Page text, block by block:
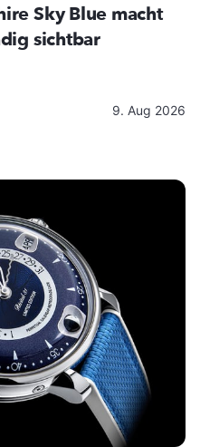
Sky Blue macht
sichtbar
9. Aug 2026